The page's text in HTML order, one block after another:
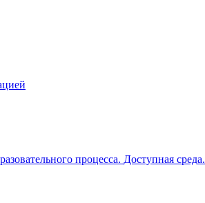
процесса. Доступная среда.